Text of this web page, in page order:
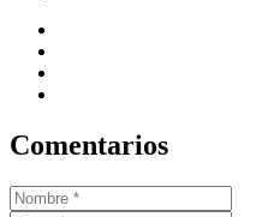
Comentarios